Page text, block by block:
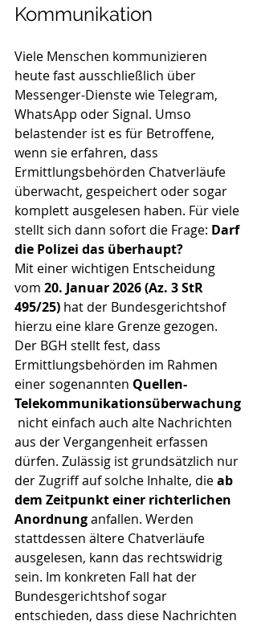
Kommunikation
Viele Menschen kommunizieren
heute fast ausschließlich über
Messenger-Dienste wie Telegram,
WhatsApp oder Signal. Umso
belastender ist es für Betroffene,
wenn sie erfahren, dass
Ermittlungsbehörden Chatverläufe
überwacht, gespeichert oder sogar
komplett ausgelesen haben. Für viele
stellt sich dann sofort die Frage: Darf
die Polizei das überhaupt?
Mit einer wichtigen Entscheidung
vom 20. Januar 2026 (Az. 3 StR
495/25) hat der Bundesgerichtshof
hierzu eine klare Grenze gezogen.
Der BGH stellt fest, dass
Ermittlungsbehörden im Rahmen
einer sogenannten Quellen-
Telekommunikationsüberwachung
nicht einfach auch alte Nachrichten
aus der Vergangenheit erfassen
dürfen. Zulässig ist grundsätzlich nur
der Zugriff auf solche Inhalte, die ab
dem Zeitpunkt einer richterlichen
Anordnung anfallen. Werden
stattdessen ältere Chatverläufe
ausgelesen, kann das rechtswidrig
sein. Im konkreten Fall hat der
Bundesgerichtshof sogar
entschieden, dass diese Nachrichten